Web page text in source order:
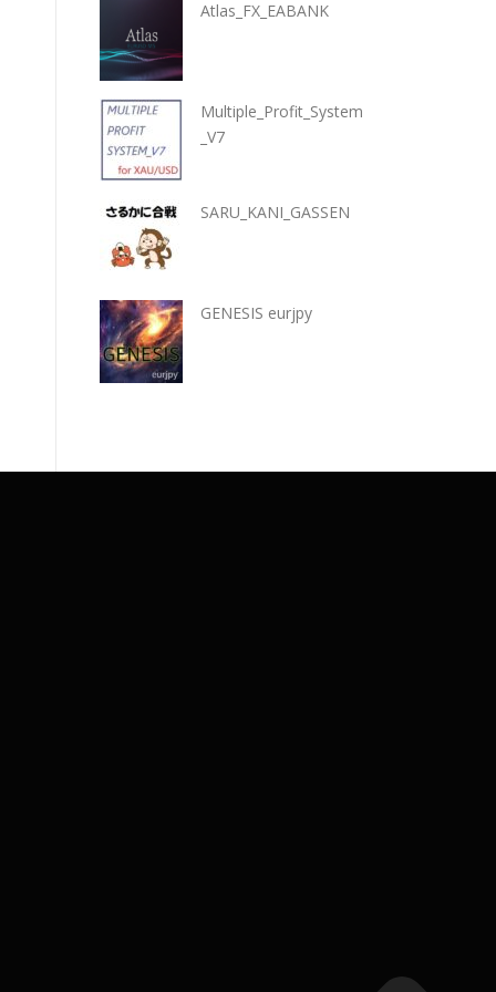
Atlas_FX_EABANK
Multiple_Profit_System
_V7
SARU_KANI_GASSEN
GENESIS eurjpy